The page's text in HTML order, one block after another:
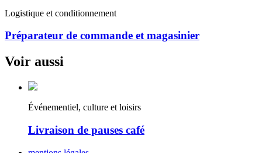
Logistique et conditionnement
Préparateur de commande et magasinier
Voir aussi
Événementiel, culture et loisirs
Livraison de pauses café